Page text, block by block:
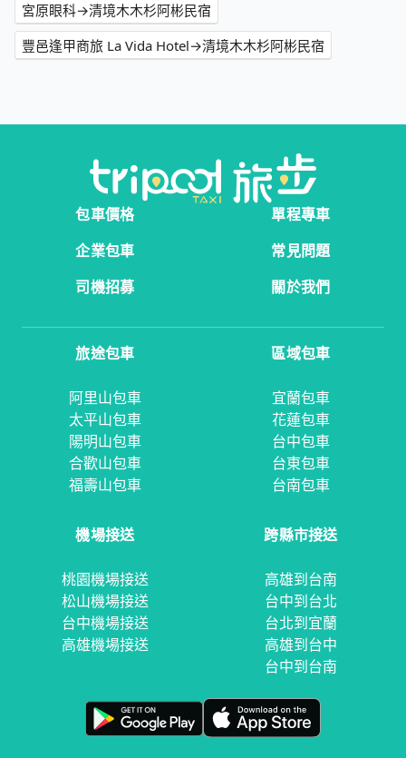
宮原眼科→清境木木杉阿彬民宿
豐邑逢甲商旅 La Vida Hotel→清境木木杉阿彬民宿
包車價格
單程專車
企業包車
常見問題
司機招募
關於我們
旅途包車
阿里山包車
太平山包車
陽明山包車
合歡山包車
福壽山包車
區域包車
宜蘭包車
花蓮包車
台中包車
台東包車
台南包車
機場接送
桃園機場接送
松山機場接送
台中機場接送
高雄機場接送
跨縣市接送
高雄到台南
台中到台北
台北到宜蘭
高雄到台中
台中到台南